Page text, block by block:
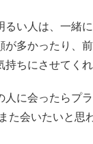
るい人は、一緒
が多かったり、
ちにさせてくれ
人に会ったらプ
た会いたいと思